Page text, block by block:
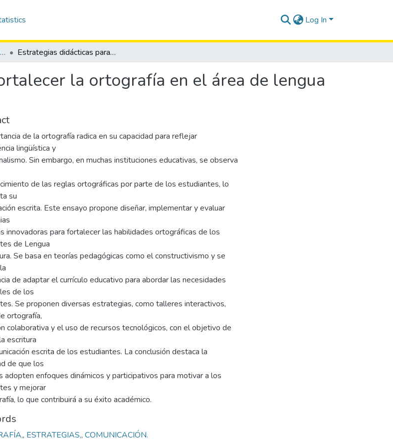
Log In
Maestría en Educación Básica Estrategias didácticas para fortalecer la ortografía en el área de lengua y literatura.
la ortografía en el área de lengua
de la ortografía radica en su capacidad para reflejar
lingüística y
Sin embargo, en muchas instituciones educativas, se observa
de las reglas ortográficas por parte de los estudiantes, lo
su
escrita. Este ensayo propone diseñar, implementar y evaluar
innovadoras para fortalecer las habilidades ortográficas de los
de Lengua
Se basa en teorías pedagógicas como el constructivismo y se
de adaptar el currículo educativo para abordar las necesidades
de los
Se proponen diversas estrategias, como talleres interactivos,
ortografía,
colaborativa y el uso de recursos tecnológicos, con el objetivo de
escritura
escrita de los estudiantes. La conclusión destaca la
de que los
adopten enfoques dinámicos y participativos para motivar a los
y mejorar
lo que contribuirá a su éxito académico.
, ESTRATEGIAS,, COMUNICACIÓN.